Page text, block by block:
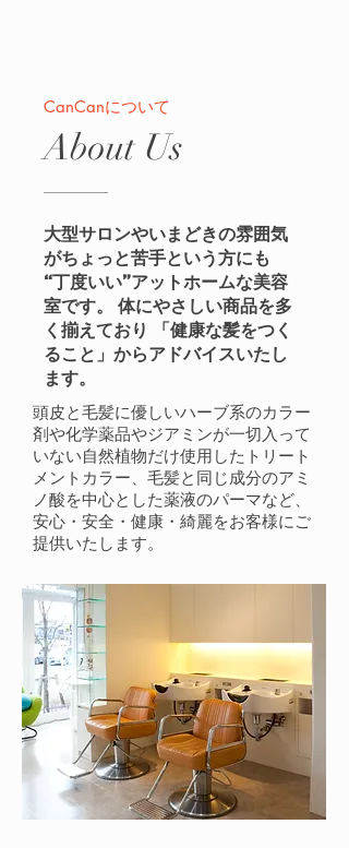
CanCanについて
About Us
大型サロンやいまどきの雰囲気
がちょっと苦手という方にも
“丁度いい”アットホームな美容
室です。 体にやさしい商品を多
く揃えており 「健康な髪をつく
ること」からアドバイスいたし
ます。
頭皮と毛髪に優しいハーブ系のカラー
剤や化学薬品やジアミンが一切入って
いない自然植物だけ使用したトリート
メントカラー、毛髪と同じ成分のアミ
ノ酸を中心とした薬液のパーマなど、
安心・安全・健康・綺麗をお客様にご
提供いたします。